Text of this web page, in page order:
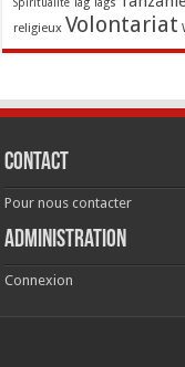
Spiritualité
religieux Volontariat
Contact
Pour nous contacter
Administration
Connexion